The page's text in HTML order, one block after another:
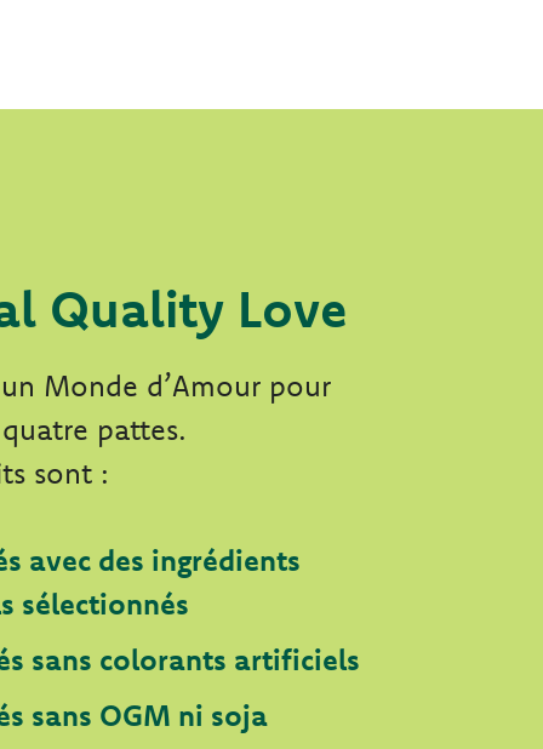
Quality Love
un Monde d’Amour pour
pattes.
sont :
avec des ingrédients
sélectionnés
sans colorants artificiels
sans OGM ni soja